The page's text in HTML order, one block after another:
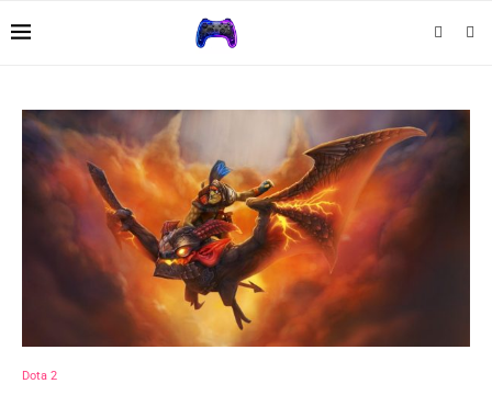
Dota 2